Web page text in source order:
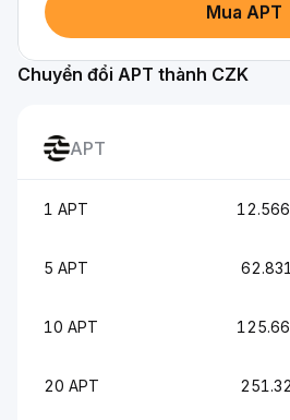
Mua APT
Chuyển đổi APT thành CZK
APT
1 APT
5 APT
10 APT
20 APT